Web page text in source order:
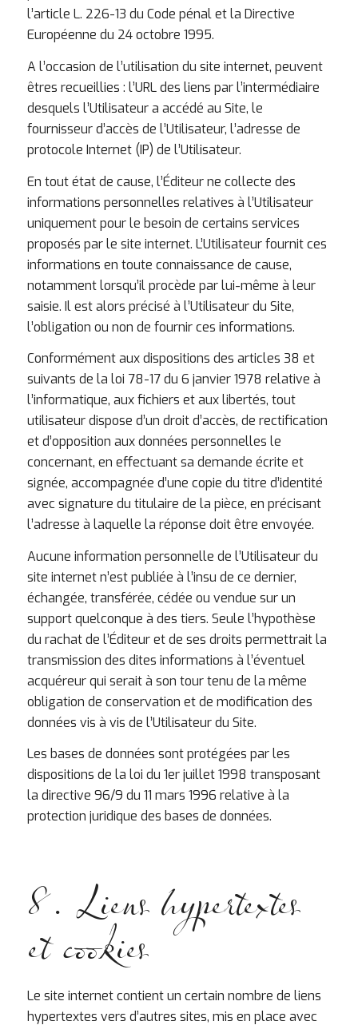
l’article L. 226-13 du Code pénal et la Directive
Européenne du 24 octobre 1995.
A l’occasion de l’utilisation du site internet, peuvent
êtres recueillies : l’URL des liens par l’intermédiaire
desquels l’Utilisateur a accédé au Site, le
fournisseur d’accès de l’Utilisateur, l’adresse de
protocole Internet (IP) de l’Utilisateur.
En tout état de cause, l’Éditeur ne collecte des
informations personnelles relatives à l’Utilisateur
uniquement pour le besoin de certains services
proposés par le site internet. L’Utilisateur fournit ces
informations en toute connaissance de cause,
notamment lorsqu’il procède par lui-même à leur
saisie. Il est alors précisé à l’Utilisateur du Site,
l’obligation ou non de fournir ces informations.
Conformément aux dispositions des articles 38 et
suivants de la loi 78-17 du 6 janvier 1978 relative à
l’informatique, aux fichiers et aux libertés, tout
utilisateur dispose d’un droit d’accès, de rectification
et d’opposition aux données personnelles le
concernant, en effectuant sa demande écrite et
signée, accompagnée d’une copie du titre d’identité
avec signature du titulaire de la pièce, en précisant
l’adresse à laquelle la réponse doit être envoyée.
Aucune information personnelle de l’Utilisateur du
site internet n’est publiée à l’insu de ce dernier,
échangée, transférée, cédée ou vendue sur un
support quelconque à des tiers. Seule l’hypothèse
du rachat de l’Éditeur et de ses droits permettrait la
transmission des dites informations à l’éventuel
acquéreur qui serait à son tour tenu de la même
obligation de conservation et de modification des
données vis à vis de l’Utilisateur du Site.
Les bases de données sont protégées par les
dispositions de la loi du 1er juillet 1998 transposant
la directive 96/9 du 11 mars 1996 relative à la
protection juridique des bases de données.
8. Liens hypertextes
et cookies
Le site internet contient un certain nombre de liens
hypertextes vers d’autres sites, mis en place avec